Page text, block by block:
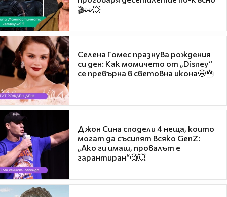
🎬👀💥
Селена Гомес празнува рождения
си ден: Как момичето от „Disney“
се превърна в световна икона🤩🎂
Джон Сина сподели 4 неща, които
могат да съсипят всяко GenZ:
„Ако ги имаш, провалът е
гарантиран“🧐💥